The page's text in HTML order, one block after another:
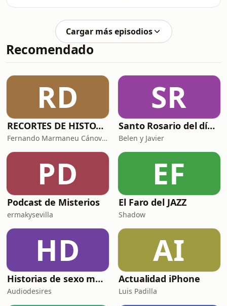
como sentimos vivir el en relacin al
vacío.Cargar más episodios
Recomendado
RD
RECORTES DE HISTORIA Y CIENCIA
Fernando Marmaneu Cánovas
SR
Santo Rosario del día. 🙏 Reza con nosotros en castellano 🇪🇸
Belen y Javier
PD
Podcast de Misterios
ermakysevilla
EF
El Faro del JAZZ
Shadow
HD
Historias de sexo muy intensas y calientes
Audiodesires
AI
Actualidad iPhone
Luis Padilla